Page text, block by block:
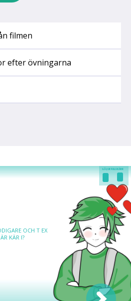
filmen
efter övningarna
GÅ I/UR FULLSKÄRM
OCH T EX
KÄR I?